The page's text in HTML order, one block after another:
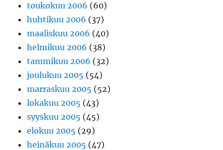
toukokuu 2006 (60)
huhtikuu 2006 (37)
maaliskuu 2006 (40)
helmikuu 2006 (38)
tammikuu 2006 (32)
joulukuu 2005 (54)
marraskuu 2005 (52)
lokakuu 2005 (43)
syyskuu 2005 (45)
elokuu 2005 (29)
heinäkuu 2005 (47)